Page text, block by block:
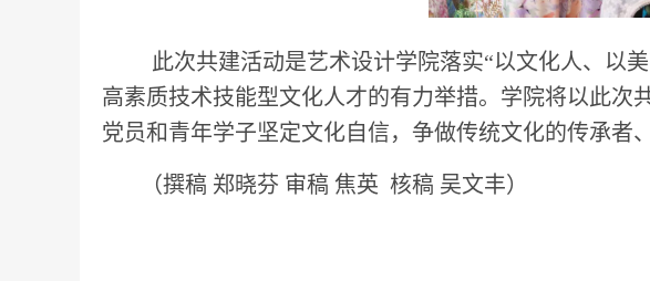
此次共建活动是艺术设计学院落实“以文化人、以
高素质技术技能型文化人才的有力举措。学院将以此
党员和青年学子坚定文化自信，争做传统文化的传承者
（撰稿 郑晓芬 审稿 焦英 核稿 吴文丰）